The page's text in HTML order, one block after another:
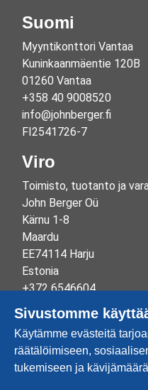
Suomi
Myyntikonttori Vantaa
Kuninkaanmäentie 120B
01260 Vantaa
+358 40 9008520
info@johnberger.fi
FI2541726-7
Viro
Toimisto, tuotanto ja
John Berger Oü
Kärnu 1-8
Maardu
EE74114 Harju
Estonia
+372 6546604
info@johnberger.ee
Reg.nr 10265834
EE100332513
Sivustomme
Käytämme evästeitä
räätälöimiseen,
tukemiseen ja